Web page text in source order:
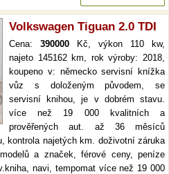
Volkswagen Tiguan 2.0 TDI
Cena: 390000 Kč, výkon 110 kw,
najeto 145162 km, rok výroby: 2018,
koupeno v: německo servisní knížka
vůz s doloženým původem, se
servisní knihou, je v dobrém stavu.
více než 19 000 kvalitních a
prověřených aut. až 36 měsíců
kontrola najetých km. doživotní záruka
a značek, férové ceny, peníze
navi, tempomat více než 19 000